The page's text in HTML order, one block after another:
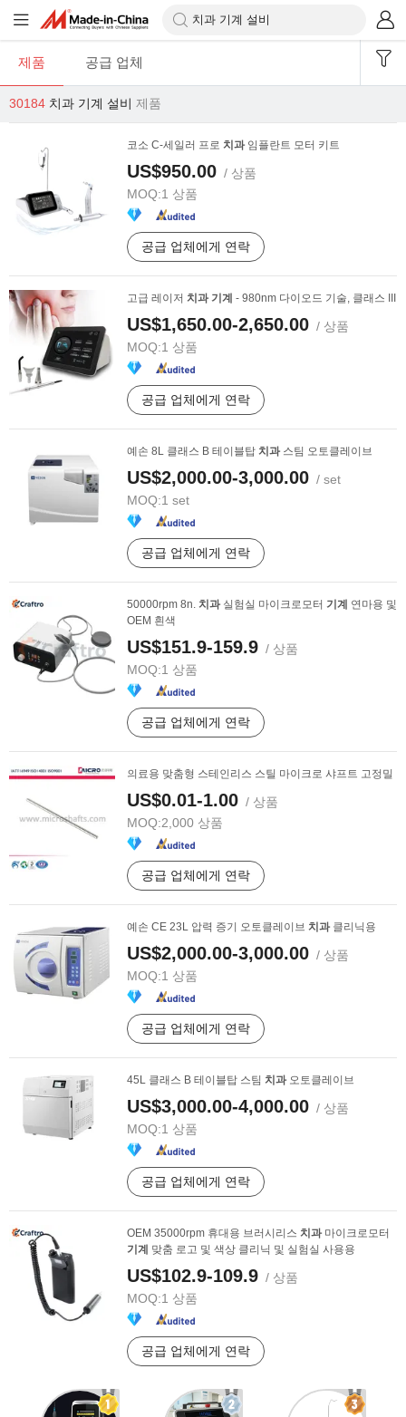
제품 공급 업체
30184 치과 기계 설비 제품
코소 C-세일러 프로 치과임플란트 모터 키트
US$950.00 / 상품
MOQ:1 상품
공급 업체에게 연락
고급 레이저 치과 기계 - 980nm 다이오드 기술, 클래스 III
US$1,650.00-2,650.00 / 상품
MOQ:1 상품
공급 업체에게 연락
예손 8L 클래스 B 테이블탑 치과스팀 오토클레이브
US$2,000.00-3,000.00 / set
MOQ:1 set
공급 업체에게 연락
50000rpm 8n. 치과실험실 마이크로모터 기계
연마용 및
OEM 흰색
US$151.9-159.9 / 상품
MOQ:1 상품
공급 업체에게 연락
의료용 맞춤형 스테인리스 스틸 마이크로 샤프트 고정밀
US$0.01-1.00 / 상품
MOQ:2,000 상품
공급 업체에게 연락
예손 CE 23L 압력 증기 오토클레이브 치과클리닉용
US$2,000.00-3,000.00 / 상품
MOQ:1 상품
공급 업체에게 연락
45L 클래스 B 테이블탑 스팀 치과오토클레이브
US$3,000.00-4,000.00 / 상품
MOQ:1 상품
공급 업체에게 연락
OEM 35000rpm 휴대용 브러시리스 치과마이크로모터
기계
맞춤 로고 및 색상 클리닉 및 실험실 사용용
US$102.9-109.9 / 상품
MOQ:1 상품
공급 업체에게 연락